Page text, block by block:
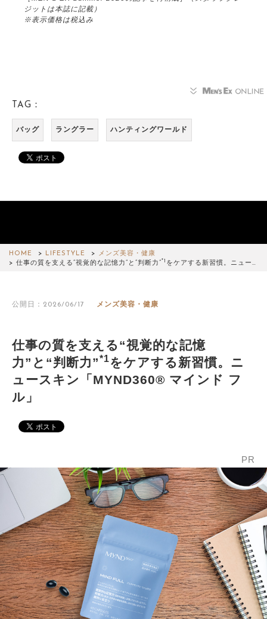
ジットは本誌に記載）
※表示価格は税込み
TAG：
バッグ ラングラー ハンティングワールド
HOME LIFESTYLE
メンズ美容・健康
仕事の質を支える“視覚的な記憶力”と“判断力”*1 をケアする新習慣。ニュー…
公開日：2026/06/17 メンズ美容・健康
仕事の質を支える“視覚的な記憶
力”と“判断力”*1をケアする新習慣。ニ
ュースキン「MYND360® マインド フ
ル」
PR